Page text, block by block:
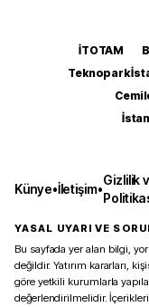
İTOTAM
Teknopark
Künye•İletişim•
Gizlilik
YASAL UYARI VE
Bu sayfada yer alan bilgi,
değildir. Yatırım kararları,
göre yetkili kurumlarla
değerlendirilmelidir.